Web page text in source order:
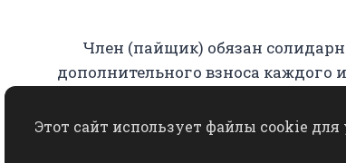
Член (пайщик) обязан
дополнительного взноса
Этот сайт использует файлы cookie